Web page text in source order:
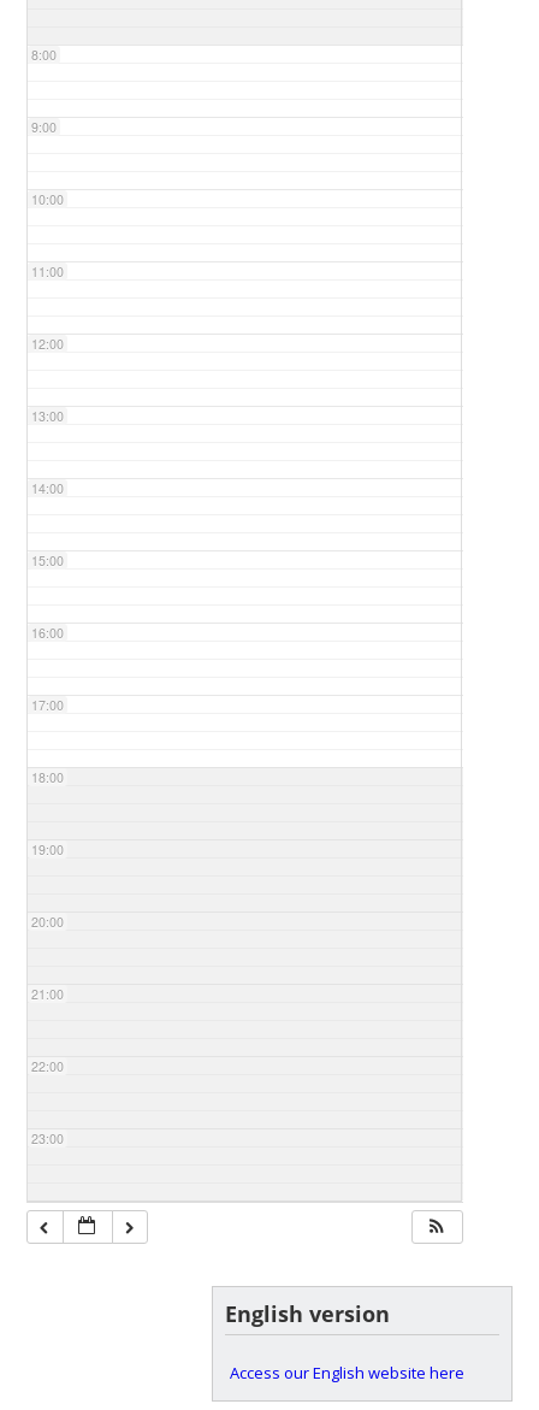
8:00
9:00
10:00
11:00
12:00
13:00
14:00
15:00
16:00
17:00
18:00
19:00
20:00
21:00
22:00
23:00
English version
Access our English website here